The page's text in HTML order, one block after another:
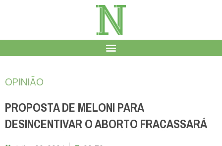
OPINIÃO
PROPOSTA DE MELONI PARA
DESINCENTIVAR O ABORTO FRACASSARÁ